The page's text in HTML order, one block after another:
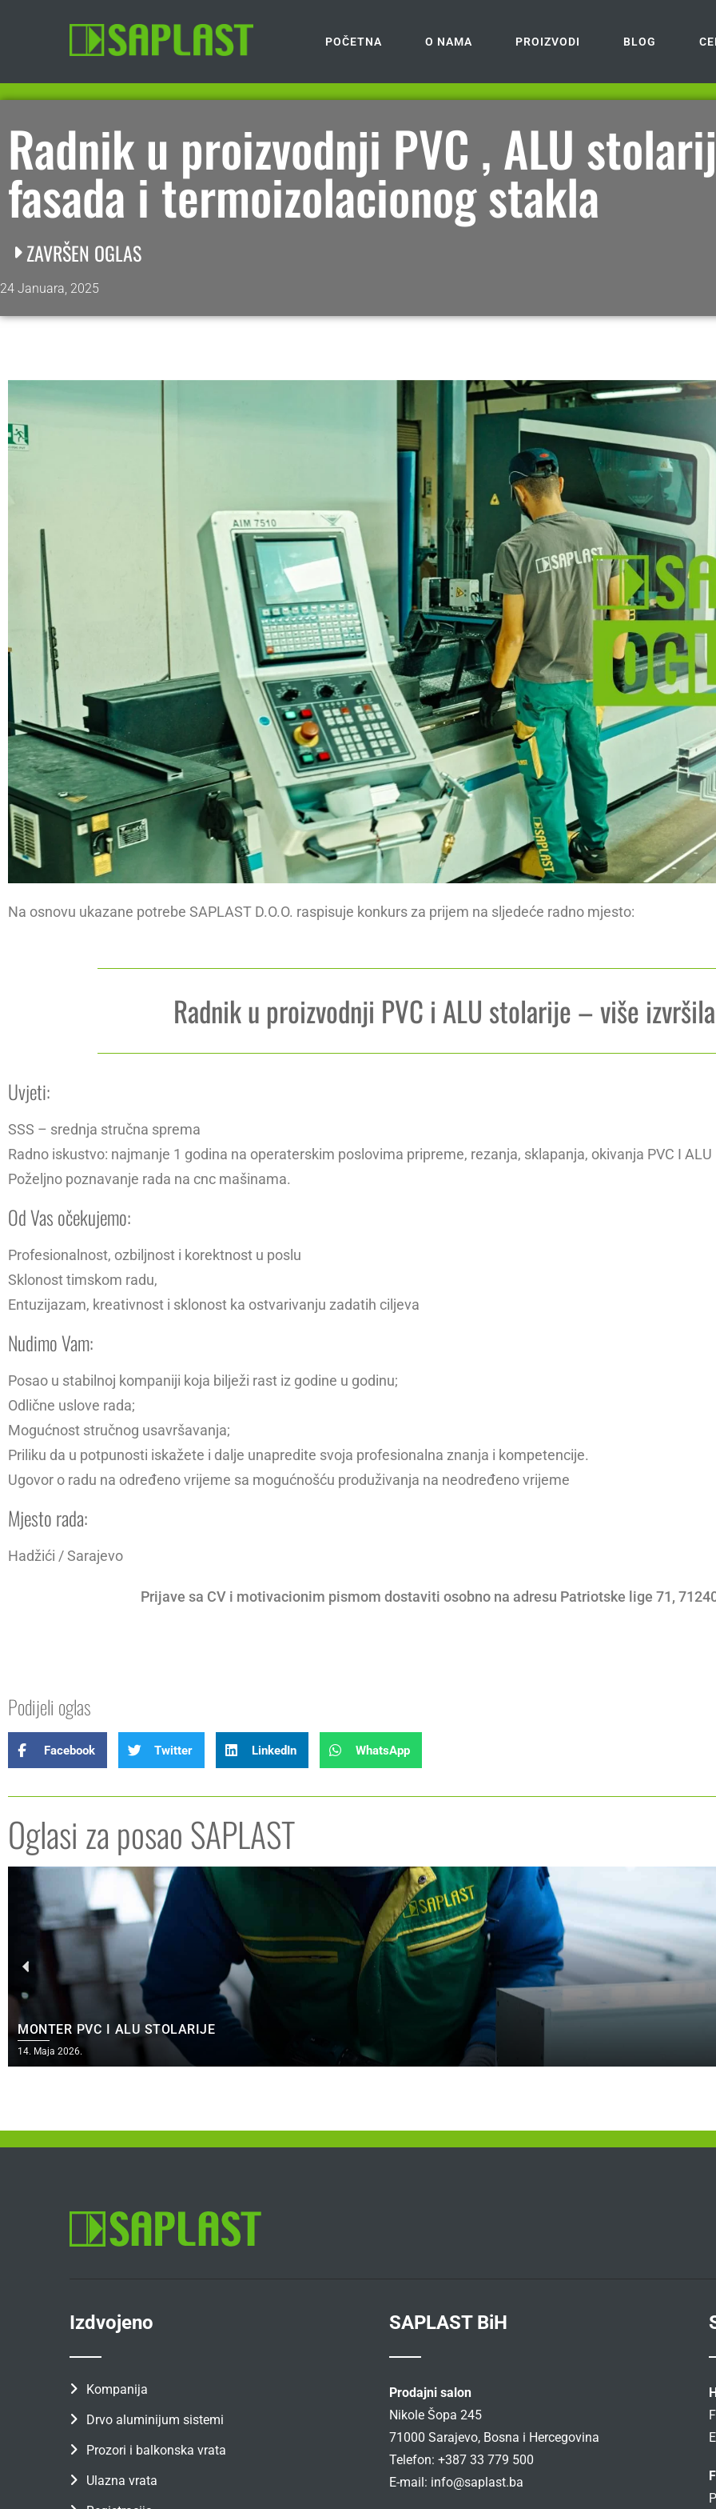
POČETNA O NAMA PROIZVODI BLOG
Radnik u proizvodnji PVC , ALU
fasada i termoizolacionog stakla
ZAVRŠEN OGLAS
24 Januara, 2025
Na osnovu ukazane potrebe SAPLAST D.O.O. raspisuje konkurs za prijem na sljedeće radno mjesto:
Radnik u proizvodnji PVC i ALU stolarije – više
Uvjeti:
SSS – srednja stručna sprema
Radno iskustvo: najmanje 1 godina na operaterskim poslovima pripreme, rezanja, sklapanja, okivanja PVC I
Poželjno poznavanje rada na cnc mašinama.
Od Vas očekujemo:
Profesionalnost, ozbiljnost i korektnost u poslu
Sklonost timskom radu,
Entuzijazam, kreativnost i sklonost ka ostvarivanju zadatih ciljeva
Nudimo Vam:
Posao u stabilnoj kompaniji koja bilježi rast iz godine u godinu;
Odlične uslove rada;
Mogućnost stručnog usavršavanja;
Priliku da u potpunosti iskažete i dalje unapredite svoja profesionalna znanja i kompetencije.
Ugovor o radu na određeno vrijeme sa mogućnošću produživanja na neodređeno vrijeme
Mjesto rada:
Hadžići / Sarajevo
Prijave sa CV i motivacionim pismom dostaviti osobno na adresu Patriotske lige 71,
Podijeli oglas
Facebook Twitter LinkedIn WhatsApp
Oglasi za posao SAPLAST
MONTER PVC I ALU STOLARIJE
14. Maja 2026.
Izdvojeno
Kompanija
Drvo aluminijum sistemi
Prozori i balkonska vrata
Ulazna vrata
SAPLAST BiH
Prodajni salon
Nikole Šopa 245
71000 Sarajevo, Bosna i Hercegovina
Telefon: +387 33 779 500
E-mail: info@saplast.ba